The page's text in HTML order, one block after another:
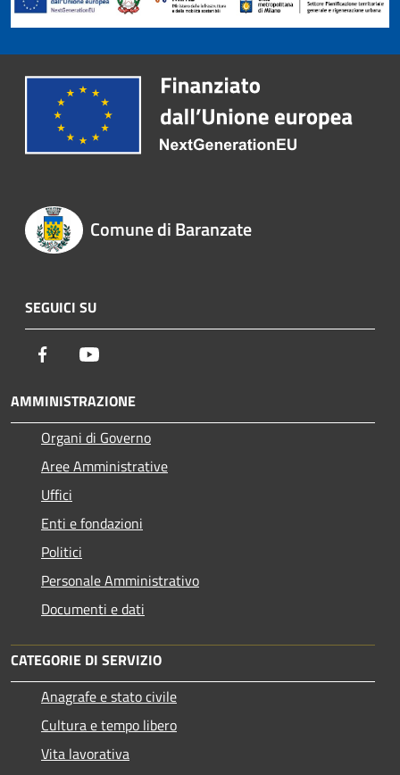
Comune di Baranzate
SEGUICI SU
Facebook
AMMINISTRAZIONE
Organi di Governo
Aree Amministrative
Uffici
Enti e fondazioni
Politici
Personale Amministrativo
Documenti e dati
CATEGORIE DI SERVIZIO
Anagrafe e stato civile
Cultura e tempo libero
Vita lavorativa